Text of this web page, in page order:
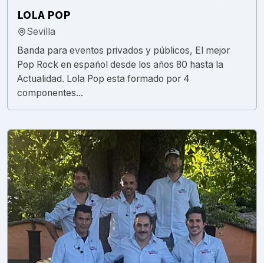
LOLA POP
Sevilla
Banda para eventos privados y públicos, El mejor
Pop Rock en español desde los años 80 hasta la
Actualidad. Lola Pop esta formado por 4
componentes...